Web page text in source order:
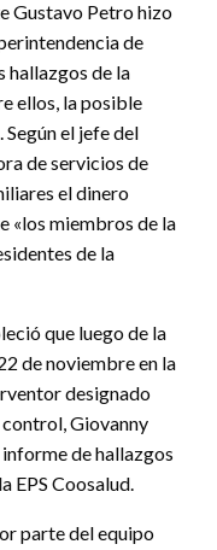
Gustavo Petro hizo
de
hallazgos de la
ellos, la posible
el jefe del
de servicios de
el dinero
«los miembros de la
de la
que luego de la
de noviembre en la
designado
Giovanny
de hallazgos
EPS Coosalud.
parte del equipo